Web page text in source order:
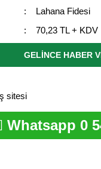
Lahana Fidesi
70,23 TL + KDV
GELİNCE HABER
Whatsapp 0